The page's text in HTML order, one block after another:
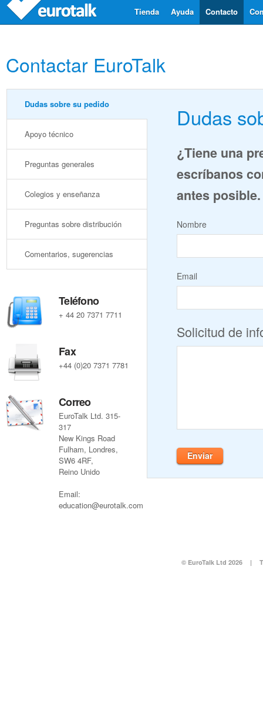
Contacto
Ayuda
Tienda
Contactar EuroTalk
Dudas
¿Tiene una
escríbanos
antes posible.
Nombre
Email
Solicitud de
Enviar
Dudas sobre su pedido
Apoyo técnico
Preguntas generales
Colegios y enseñanza
Preguntas sobre distribución
Comentarios, sugerencias
Teléfono
+ 44 20 7371 7711
Fax
+44 (0)20 7371 7781
Correo
EuroTalk Ltd. 315-
317
New Kings Road
Fulham, Londres,
SW6 4RF,
Reino Unido
Email:
education@eurotalk.com
© EuroTalk Ltd 2026 |